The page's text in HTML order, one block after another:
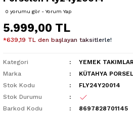
0 yorumu gör - Yorum Yap
5.999,00 TL
*639,19 TL den başlayan taksitlerle!
Kategori
YEMEK
Marka
KÜTAHYA
Stok Kodu
FLY24Y20014
Stok Durumu
Barkod Kodu
8697828701145